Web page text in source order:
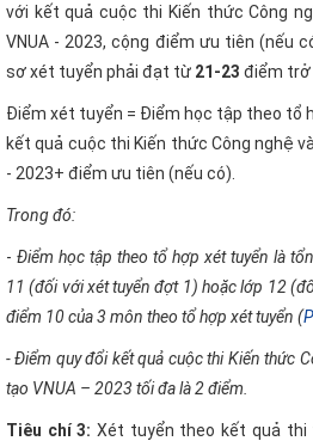
với kết quả cuộc thi Kiến thức Công
VNUA - 2023, cộng điểm ưu tiên (nếu
sơ xét tuyển phải đạt từ 21-23 điểm trở
Điểm xét tuyển = Điểm học tập theo tổ
kết quả cuộc thi Kiến thức Công nghệ
- 2023+ điểm ưu tiên (nếu có).
Trong đó:
- Điểm học tập theo tổ hợp xét tuyển là
11 (đối với xét tuyển đợt 1) hoặc lớp 12
điểm 10 của 3 môn theo tổ hợp xét tuyển (
- Điểm quy đổi kết quả cuộc thi Kiến thức
tạo VNUA – 2023 tối đa là 2 điểm.
Tiêu chí 3: Xét tuyển theo kết quả thi